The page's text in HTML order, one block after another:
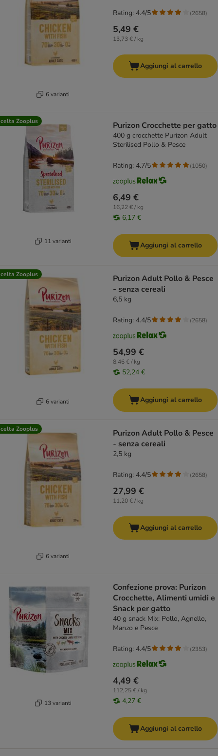
6 varianti
5,49 €
13,73 € / kg
Rating: 4.4/5 (2658)
Aggiungi al carrello
Zooplus
11 varianti
Purizon Crocchette per gatto
400 g crocchette Purizon Adult
Sterilised Pollo & Pesce
6,49 €
16,22 € / kg
6,17 €
Rating: 4.7/5 (1050)
Aggiungi al carrello
Zooplus
6 varianti
Purizon Adult Pollo & Pesce
- senza cereali
6,5 kg
54,99 €
8,46 € / kg
52,24 €
Rating: 4.4/5 (2658)
Aggiungi al carrello
Zooplus
6 varianti
Purizon Adult Pollo & Pesce
- senza cereali
2,5 kg
27,99 €
11,20 € / kg
Rating: 4.4/5 (2658)
Aggiungi al carrello
13 varianti
Confezione prova: Purizon
Crocchette, Alimenti umidi e
Snack per gatto
40 g snack Mix: Pollo, Agnello,
Manzo e Pesce
4,49 €
112,25 € / kg
4,27 €
Rating: 4.4/5 (2353)
Aggiungi al carrello